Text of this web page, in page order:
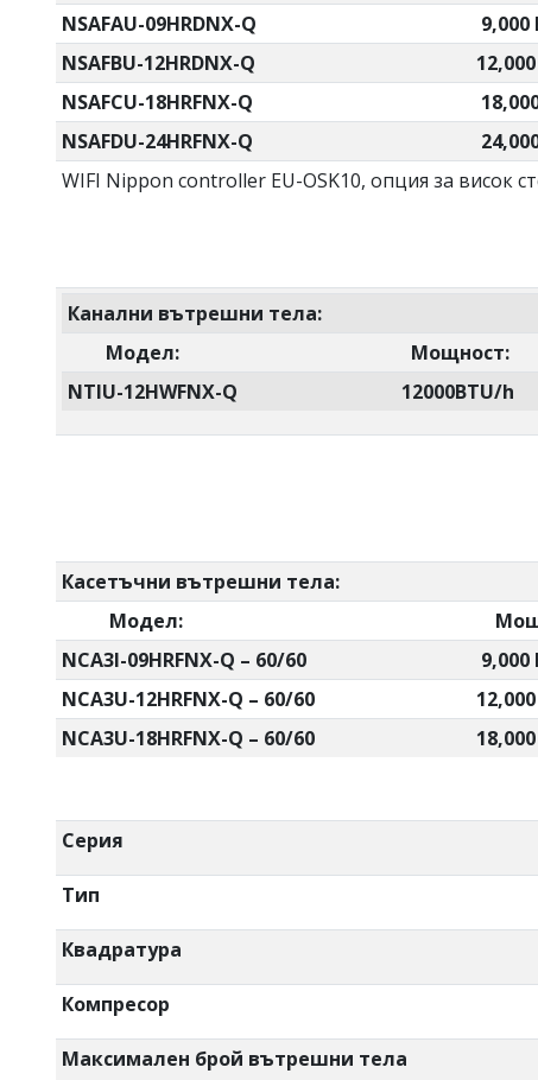
NSAFAU-09HRDNX-Q
9,000
NSAFBU-12HRDNX-Q
NSAFCU-18HRFNX-Q
NSAFDU-24HRFNX-Q
WIFI Nippon controller EU-OSK10, опция за висок
Канални вътрешни тела:
Модел:
Мощност:
NTIU-12HWFNX-Q
12000BTU/h
Касетъчни вътрешни тела:
Модел:
NCA3I-09HRFNX-Q – 60/60
9,000
NCA3U-12HRFNX-Q – 60/60
NCA3U-18HRFNX-Q – 60/60
Серия
Тип
Квадратура
Компресор
Максимален брой вътрешни тела